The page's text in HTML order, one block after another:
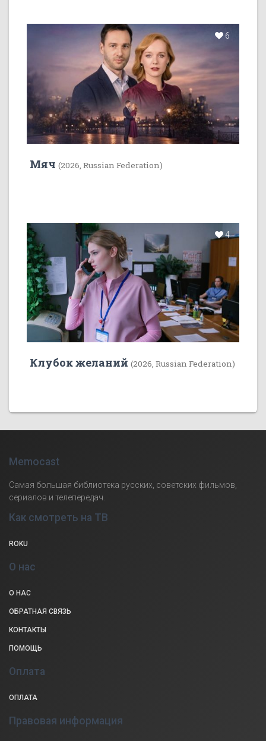
6
Мяч (2026, Russian Federation)
4
Клубок желаний (2026, Russian Federation)
Memocast
Самая большая библиотека русских, советских фильмов,
сериалов и телепередач.
Как смотреть на ТВ
ROKU
О нас
О НАС
ОБРАТНАЯ СВЯЗЬ
КОНТАКТЫ
ПОМОЩЬ
Оплата
ОПЛАТА
Правовая информация